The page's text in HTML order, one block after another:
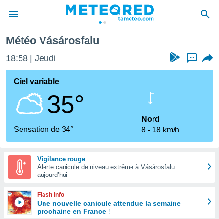
de
Météo Vásárosfalu
18:58 Jeudi ...
Ciel variable
35°
Sensation de 34°
Nord
8
18 km/h
Vigilance rouge
Alerte canicule de niveau extrême à Vásárosfalu
aujourd’hui
Flash info
Une nouvelle canicule attendue la semaine
prochaine en France !